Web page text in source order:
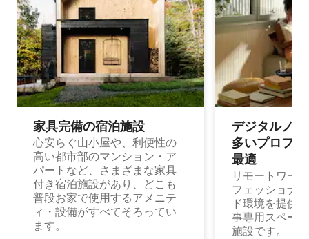
家具完備の宿⁠泊⁠施⁠設
心安らぐ山小屋や、利便性の
高い都市部のマンション・ア
パートなど、さまざまな家具
付き宿泊施設があり、どこも
普段お家で使用するアメニテ
ィ・設備がすべてそろってい
ます。
デジタルノ
多⁠いプ⁠ロ⁠フ⁠
最⁠適
リモートワー
フェッショナ
ド環境を提供
事専用スペー
施設です。